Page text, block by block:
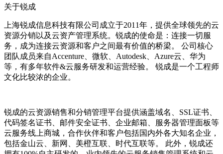
关于锐成
上海锐成信息科技有限公司成立于2011年，提供全球领先的云
资源分销以及云资产管理系统。锐成的使命是：连接一切服
务，成为连接云资源和客户之间最有价值的桥梁。 公司核心
团队成员来自Accenture、微软、Autodesk、Azure云、华为
等，有多年软件&云服务研发和运营经验。 锐成是一个工程师
文化比较浓的企业。
锐成的云资源销售和分销管理平台提供涵盖域名、SSL证书、
代码签名证书、邮件安全证书、企业邮箱、服务器管理面板等
云服务线上商城，合作伙伴和客户包括国内外各大知名企业，
包括金山云、新网、美橙互联、时代互联等。 此外，锐成还